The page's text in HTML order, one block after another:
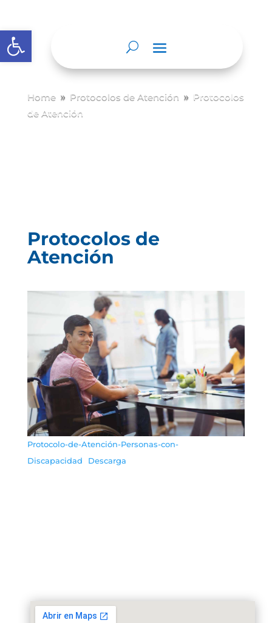
Abrir barra de herramientas
Home 9 Protocolos de Atención 9 Protocolos
de Atención
Protocolos de
Atención
Protocolo-de-Atención-Personas-con-
Discapacidad
Descarga